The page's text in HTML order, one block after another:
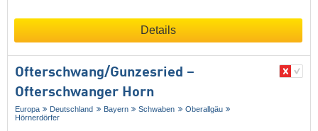
Details
Ofterschwang/​Gunzesried –
Ofterschwanger Horn
Europa Deutschland Bayern Schwaben
Oberallgäu
Hörnerdörfer